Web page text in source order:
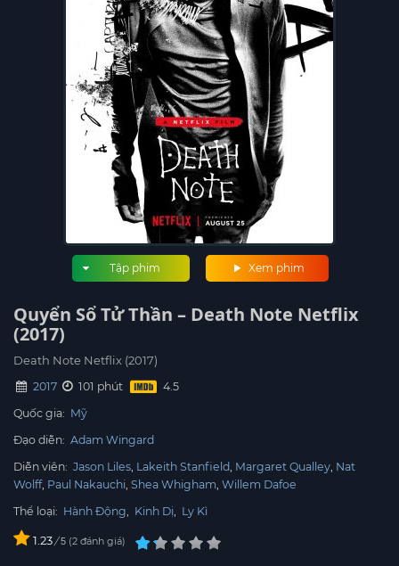
Xem phim
Tập phim
Quyển Sổ Tử Thần – Death Note Netflix
(2017)
Death Note Netflix (2017)
2017
101 phút
Quốc gia: Mỹ
Đạo diễn: Adam Wingard
Diễn viên: Jason Liles Lakeith Stanfield Margaret Qualley Nat
Wolff Paul Nakauchi Shea Whigham Willem Dafoe
Thể loại: Hành Động, Kinh Dị, Ly Kì
1.23/ 5 2 đánh giá